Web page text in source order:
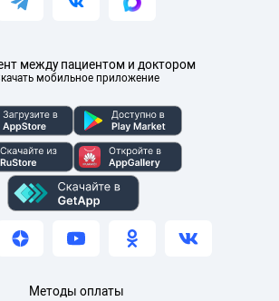
между пациентом и доктором
мобильное приложение
Методы оплаты